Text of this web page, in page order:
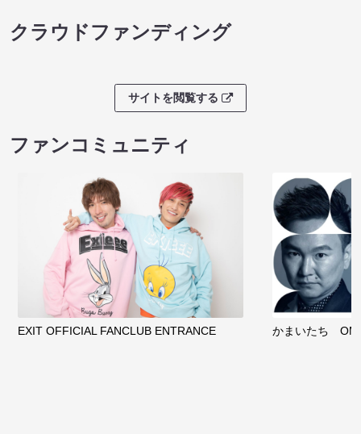
クラウドファンディング
サイトを閲覧する
ファンコミュニティ
EXIT OFFICIAL FANCLUB ENTRANCE かまいたち